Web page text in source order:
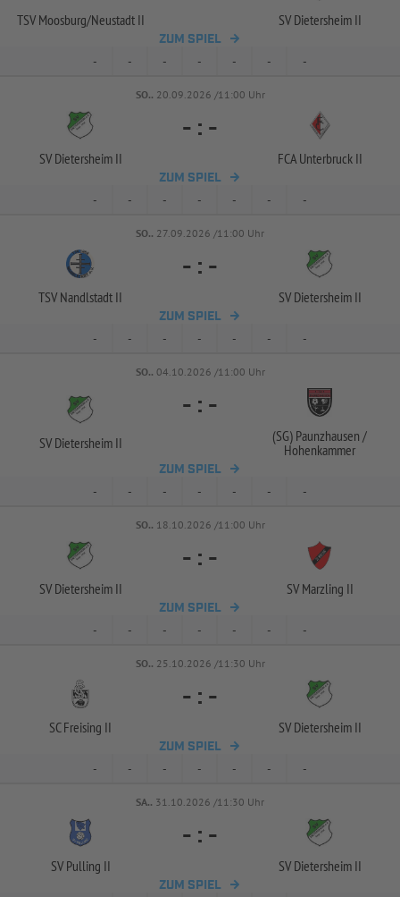
TSV Moosburg/Neustadt II SV Dietersheim II
ZUM SPIEL
- - - - - - -
SO.. 20.09.2026 /11:00 Uhr
SV Dietersheim II
- : -
FCA Unterbruck II
ZUM SPIEL
- - - - - - -
SO.. 27.09.2026 /11:00 Uhr
TSV Nandlstadt II
- : -
SV Dietersheim II
ZUM SPIEL
- - - - - - -
SO.. 04.10.2026 /11:00 Uhr
SV Dietersheim II
- : -
(SG) Paunzhausen /
Hohenkammer
ZUM SPIEL
- - - - - - -
SO.. 18.10.2026 /11:00 Uhr
SV Dietersheim II
- : -
SV Marzling II
ZUM SPIEL
- - - - - - -
SO.. 25.10.2026 /11:30 Uhr
SC Freising II
- : -
SV Dietersheim II
ZUM SPIEL
- - - - - - -
SA.. 31.10.2026 /11:30 Uhr
SV Pulling II
- : -
SV Dietersheim II
ZUM SPIEL